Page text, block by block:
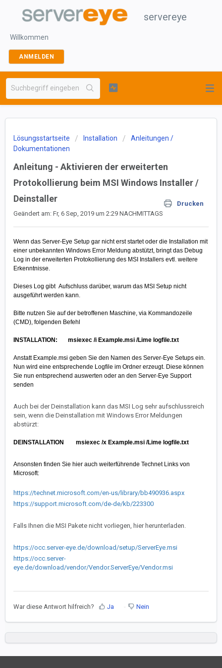
servereye
Willkommen
ANMELDEN
Lösungsstartseite Installation
Anleitungen /
Dokumentationen
Anleitung - Aktivieren der erweiterten
Protokollierung beim MSI Windows Installer /
Deinstaller
Drucken
Geändert am: Fr, 6 Sep, 2019 um 2:29 NACHMITTAGS
Wenn das Server-Eye Setup gar nicht erst startet oder die Installation mit
einer unbekannten Windows Error Meldung abstützt, bringt das Debug
Log in der erweiterten Protokollierung des MSI Installers evtl. weitere
Erkenntnisse.
Dieses Log gibt Aufschluss darüber, warum das MSI Setup nicht
ausgeführt werden kann.
Bitte nutzen Sie auf der betroffenen Maschine, via Kommandozeile
(CMD), folgenden Befehl
INSTALLATION: msiexec /i Example.msi /Lime logfile.txt
Anstatt Example.msi geben Sie den Namen des Server-Eye Setups ein.
Nun wird eine entsprechende Logfile im Ordner erzeugt. Diese können
Sie nun entsprechend auswerten oder an den Server-Eye Support
senden
Auch bei der Deinstallation kann das MSI Log sehr aufschlussreich
sein, wenn die Deinstallation mit Windows Error Meldungen
abstürzt:
DEINSTALLATION msiexec /x Example.msi /Lime logfile.txt
Ansonsten finden Sie hier auch weiterführende Technet Links von
Microsoft:
https://technet.microsoft.com/en-us/library/bb490936.aspx
https://support.microsoft.com/de-de/kb/223300
Falls Ihnen die MSI Pakete nicht vorliegen, hier herunterladen.
https://occ.server-eye.de/download/setup/ServerEye.msi
https://occ.server-
eye.de/download/vendor/Vendor.ServerEye/Vendor.msi
War diese Antwort hilfreich? Ja Nein